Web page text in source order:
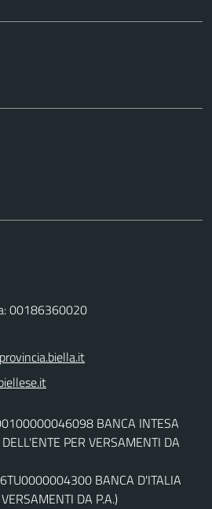
00186360020
BANCA INTESA
PER VERSAMENTI DA
BANCA D'ITALIA
DA P.A.)